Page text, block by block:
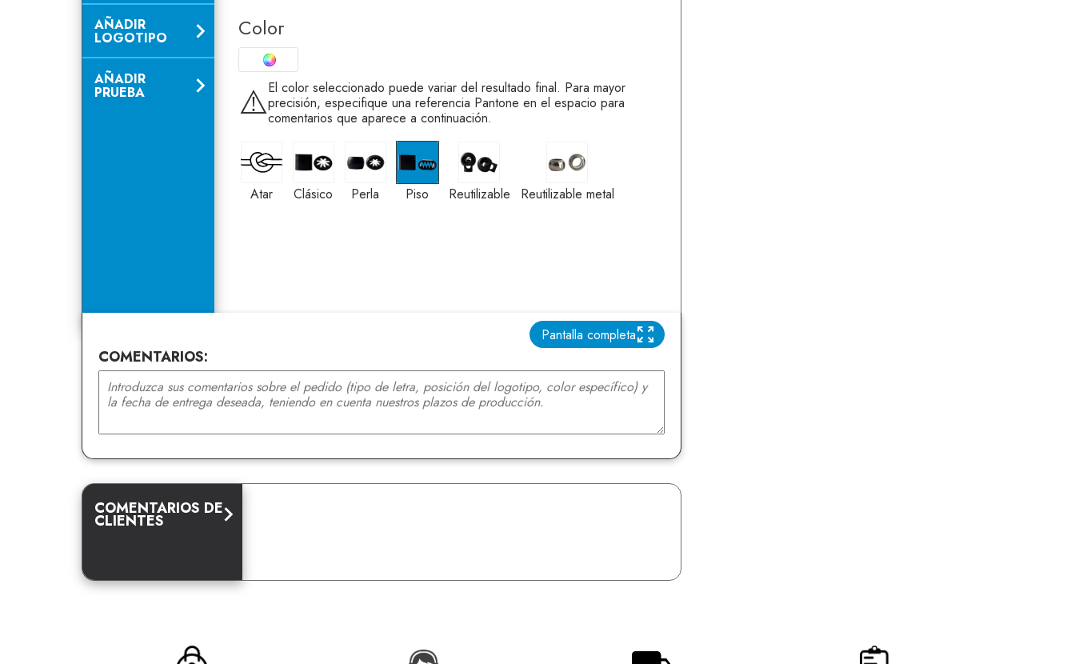
AÑADIR
LOGOTIPO
AÑADIR
PRUEBA
Color
⚠️El color seleccionado puede variar del resultado final. Para mayor
precisión, especifique una referencia Pantone en el espacio para
comentarios que aparece a continuación.
Atar
Atar Clásico Perla
Piso
Piso Reutilizable
Reutilizable metal
Reutilizable metal
Pantalla completa
COMENTARIOS:
COMENTARIOS DE
CLIENTES